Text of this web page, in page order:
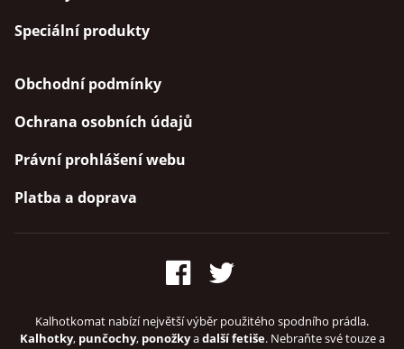
Speciální produkty
Obchodní podmínky
Ochrana osobních údajů
Právní prohlášení webu
Platba a doprava
Kalhotkomat nabízí největší výběr použitého spodního prádla.
Kalhotky, punčochy, ponožkyadalší fetiše. Nebraňte své touze a